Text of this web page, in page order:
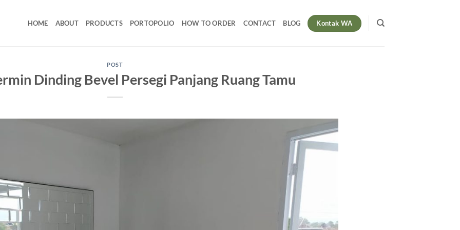
HOME ABOUT PRODUCTS PORTOPOLIO HOW TO ORDER CONTACT BLOG Kontak WA
POST
Dinding Bevel Persegi Panjang Ruang Tamu